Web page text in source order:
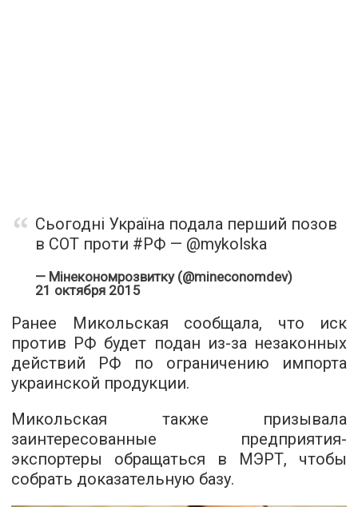
Сьогодні Україна подала перший позов
в СОТ проти #РФ — @mykolska
— Мінекономрозвитку (@mineconomdev)
21 октября 2015
Ранее Микольская сообщала, что иск
против РФ будет подан из-за незаконных
действий РФ по ограничению импорта
украинской продукции.
Микольская также призывала
заинтересованные предприятия-
экспортеры обращаться в МЭРТ, чтобы
собрать доказательную базу.